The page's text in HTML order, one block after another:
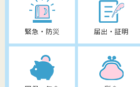
緊急・防災 届出・証明